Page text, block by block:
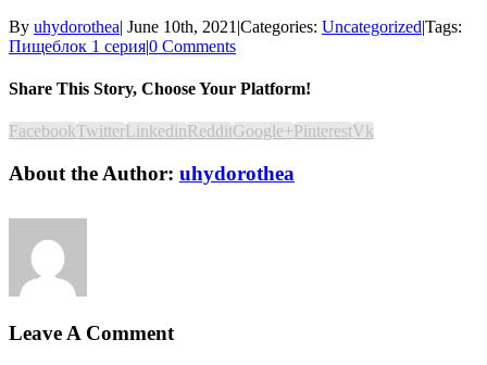
By uhydorothea| June 10th, 2021 |Categories: Uncategorized|Tags:
Пищеблок 1 серия|0 Comments
Share This Story, Choose Your Platform!
FacebookTwitter Linkedin RedditGoogle+ PinterestVk
About the Author: uhydorothea
Leave A Comment